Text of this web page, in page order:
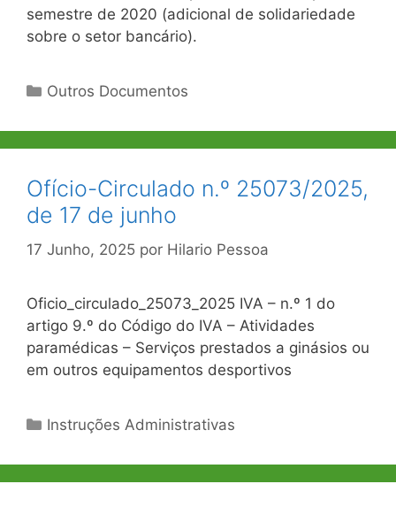
semestre de 2020 (adicional de solidariedade
sobre o setor bancário).
Categorias
Outros Documentos
Ofício-Circulado n.º 25073/2025,
de 17 de junho
17 Junho, 2025 por Hilario Pessoa
Oficio_circulado_25073_2025 IVA – n.º 1 do
artigo 9.º do Código do IVA – Atividades
paramédicas – Serviços prestados a ginásios ou
em outros equipamentos desportivos
Categorias
Instruções Administrativas